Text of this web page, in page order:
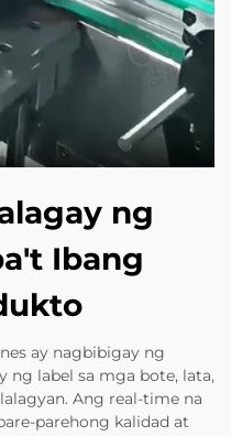
ng
Ibang
ay nagbibigay ng
ng label sa mga bote, lata,
Ang real-time na
parehong kalidad at